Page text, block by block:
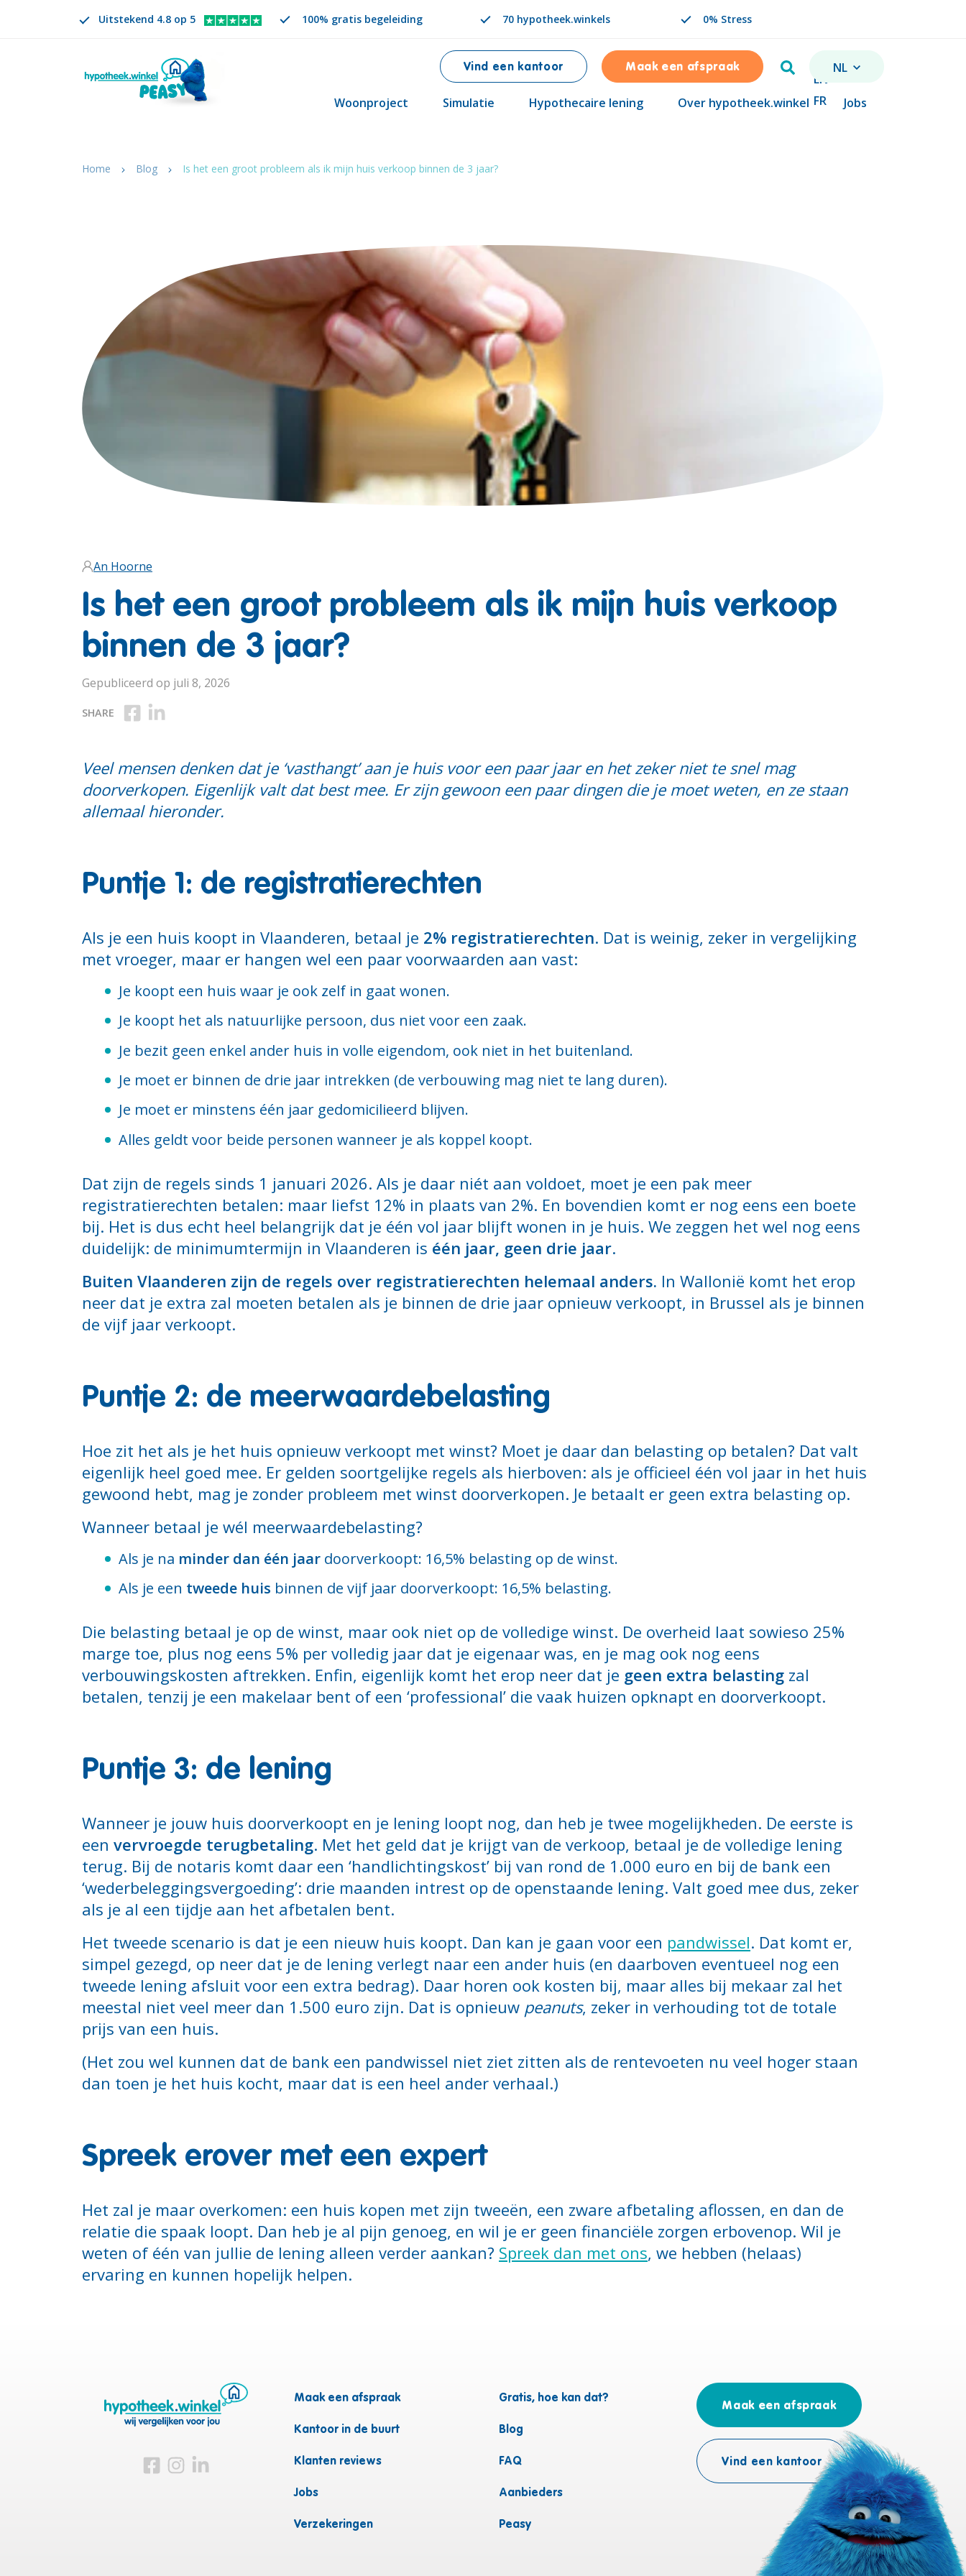
Uitstekend 4.8 op 5 100% gratis begeleiding 70 hypotheek.winkels 0% Stress
Vind een kantoor Maak een afspraak Zoeken
VERANDER TAAL.
NL
EN
FR
Woonproject Simulatie Hypothecaire lening Over hypotheek.winkel Jobs
VERANDER TAAL. GESELECTEERDE TAAL IS
Home Blog Is het een groot probleem als ik mijn huis verkoop binnen de 3 jaar?
An Hoorne
Is het een groot probleem als ik mijn huis verkoop
binnen de 3 jaar?
Gepubliceerd op juli 8, 2026
SHARE Deel op Facebook
Deel op Linkedin
Veel mensen denken dat je ‘vasthangt’ aan je huis voor een paar jaar en het zeker niet te snel mag
doorverkopen. Eigenlijk valt dat best mee. Er zijn gewoon een paar dingen die je moet weten, en ze staan
allemaal hieronder.
Puntje 1: de registratierechten
Als je een huis koopt in Vlaanderen, betaal je 2% registratierechten. Dat is weinig, zeker in vergelijking
met vroeger, maar er hangen wel een paar voorwaarden aan vast:
Je koopt een huis waar je ook zelf in gaat wonen.
Je koopt het als natuurlijke persoon, dus niet voor een zaak.
Je bezit geen enkel ander huis in volle eigendom, ook niet in het buitenland.
Je moet er binnen de drie jaar intrekken (de verbouwing mag niet te lang duren).
Je moet er minstens één jaar gedomicilieerd blijven.
Alles geldt voor beide personen wanneer je als koppel koopt.
Dat zijn de regels sinds 1 januari 2026. Als je daar niét aan voldoet, moet je een pak meer
registratierechten betalen: maar liefst 12% in plaats van 2%. En bovendien komt er nog eens een boete
bij. Het is dus echt heel belangrijk dat je één vol jaar blijft wonen in je huis. We zeggen het wel nog eens
duidelijk: de minimumtermijn in Vlaanderen is één jaar, geen drie jaar.
Buiten Vlaanderen zijn de regels over registratierechten helemaal anders. In Wallonië komt het erop
neer dat je extra zal moeten betalen als je binnen de drie jaar opnieuw verkoopt, in Brussel als je binnen
de vijf jaar verkoopt.
Puntje 2: de meerwaardebelasting
Hoe zit het als je het huis opnieuw verkoopt met winst? Moet je daar dan belasting op betalen? Dat valt
eigenlijk heel goed mee. Er gelden soortgelijke regels als hierboven: als je officieel één vol jaar in het huis
gewoond hebt, mag je zonder probleem met winst doorverkopen. Je betaalt er geen extra belasting op.
Wanneer betaal je wél meerwaardebelasting?
Als je na minder dan één jaar doorverkoopt: 16,5% belasting op de winst.
Als je een tweede huis binnen de vijf jaar doorverkoopt: 16,5% belasting.
Die belasting betaal je op de winst, maar ook niet op de volledige winst. De overheid laat sowieso 25%
marge toe, plus nog eens 5% per volledig jaar dat je eigenaar was, en je mag ook nog eens
verbouwingskosten aftrekken. Enfin, eigenlijk komt het erop neer dat je geen extra belasting zal
betalen, tenzij je een makelaar bent of een ‘professional’ die vaak huizen opknapt en doorverkoopt.
Puntje 3: de lening
Wanneer je jouw huis doorverkoopt en je lening loopt nog, dan heb je twee mogelijkheden. De eerste is
een vervroegde terugbetaling. Met het geld dat je krijgt van de verkoop, betaal je de volledige lening
terug. Bij de notaris komt daar een ‘handlichtingskost’ bij van rond de 1.000 euro en bij de bank een
‘wederbeleggingsvergoeding’: drie maanden intrest op de openstaande lening. Valt goed mee dus, zeker
als je al een tijdje aan het afbetalen bent.
Het tweede scenario is dat je een nieuw huis koopt. Dan kan je gaan voor een pandwissel. Dat komt er,
simpel gezegd, op neer dat je de lening verlegt naar een ander huis (en daarboven eventueel nog een
tweede lening afsluit voor een extra bedrag). Daar horen ook kosten bij, maar alles bij mekaar zal het
meestal niet veel meer dan 1.500 euro zijn. Dat is opnieuw peanuts, zeker in verhouding tot de totale
prijs van een huis.
(Het zou wel kunnen dat de bank een pandwissel niet ziet zitten als de rentevoeten nu veel hoger staan
dan toen je het huis kocht, maar dat is een heel ander verhaal.)
Spreek erover met een expert
Het zal je maar overkomen: een huis kopen met zijn tweeën, een zware afbetaling aflossen, en dan de
relatie die spaak loopt. Dan heb je al pijn genoeg, en wil je er geen financiële zorgen erbovenop. Wil je
weten of één van jullie de lening alleen verder aankan? Spreek dan met ons, we hebben (helaas)
ervaring en kunnen hopelijk helpen.
Bezoek ons op Facebook
Bezoek ons op Instagram
Bezoek ons op Linkedin
Maak een afspraak
Kantoor in de buurt
Klanten reviews
Jobs
Verzekeringen
Gratis, hoe kan dat?
Blog
FAQ
Aanbieders
Peasy
Maak een afspraak
Vind een kantoor